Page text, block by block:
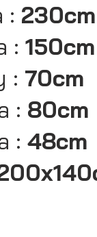
: 230cm
: 150cm
: 70cm
: 80cm
: 48cm